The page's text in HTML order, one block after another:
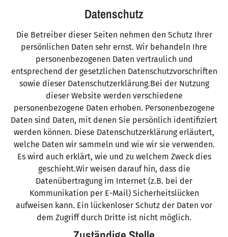
Datenschutz
Die Betreiber dieser Seiten nehmen den Schutz Ihrer
persönlichen Daten sehr ernst. Wir behandeln Ihre
personenbezogenen Daten vertraulich und
entsprechend der gesetzlichen Datenschutzvorschriften
sowie dieser Datenschutzerklärung.Bei der Nutzung
dieser Website werden verschiedene
personenbezogene Daten erhoben. Personenbezogene
Daten sind Daten, mit denen Sie persönlich identifiziert
werden können. Diese Datenschutzerklärung erläutert,
welche Daten wir sammeln und wie wir sie verwenden.
Es wird auch erklärt, wie und zu welchem Zweck dies
geschieht.Wir weisen darauf hin, dass die
Datenübertragung im Internet (z.B. bei der
Kommunikation per E-Mail) Sicherheitslücken
aufweisen kann. Ein lückenloser Schutz der Daten vor
dem Zugriff durch Dritte ist nicht möglich.